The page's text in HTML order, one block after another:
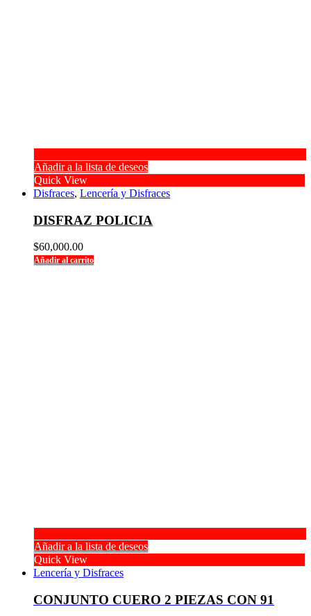
Añadir a la lista de deseos
Quick View
Disfraces, Lencería y Disfraces
DISFRAZ POLICIA
$60,000.00
Añadir al carrito
Añadir a la lista de deseos
Quick View
Lencería y Disfraces
CONJUNTO CUERO 2 PIEZAS CON 91